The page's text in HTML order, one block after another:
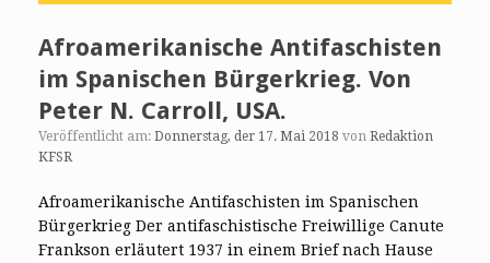
Afroamerikanische Antifaschisten
im Spanischen Bürgerkrieg. Von
Peter N. Carroll, USA.
Veröffentlicht am: Donnerstag, der 17. Mai 2018 von Redaktion
KFSR
Afroamerikanische Antifaschisten im Spanischen
Bürgerkrieg Der antifaschistische Freiwillige Canute
Frankson erläutert 1937 in einem Brief nach Hause